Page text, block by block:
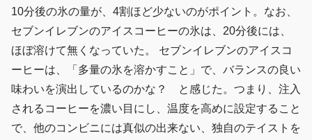
10分後の氷の量が、4割ほど少ないのがポイント。なお、
セブンイレブンのアイスコーヒーの氷は、20分後には、
ほぼ溶けて無くなっていた。 セブンイレブンのアイスコ
ーヒーは、「多量の氷を溶かすこと」で、バランスの良い
味わいを演出しているのかな？ と感じた。つまり、注入
されるコーヒーを濃い目にし、温度を高めに設定すること
で、他のコンビニには真似の出来ない、独自のテイストを